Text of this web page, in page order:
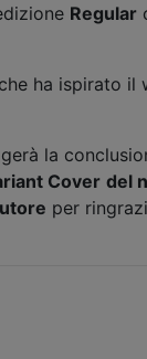
Regular
ha ispirato il
la
Cover del
per